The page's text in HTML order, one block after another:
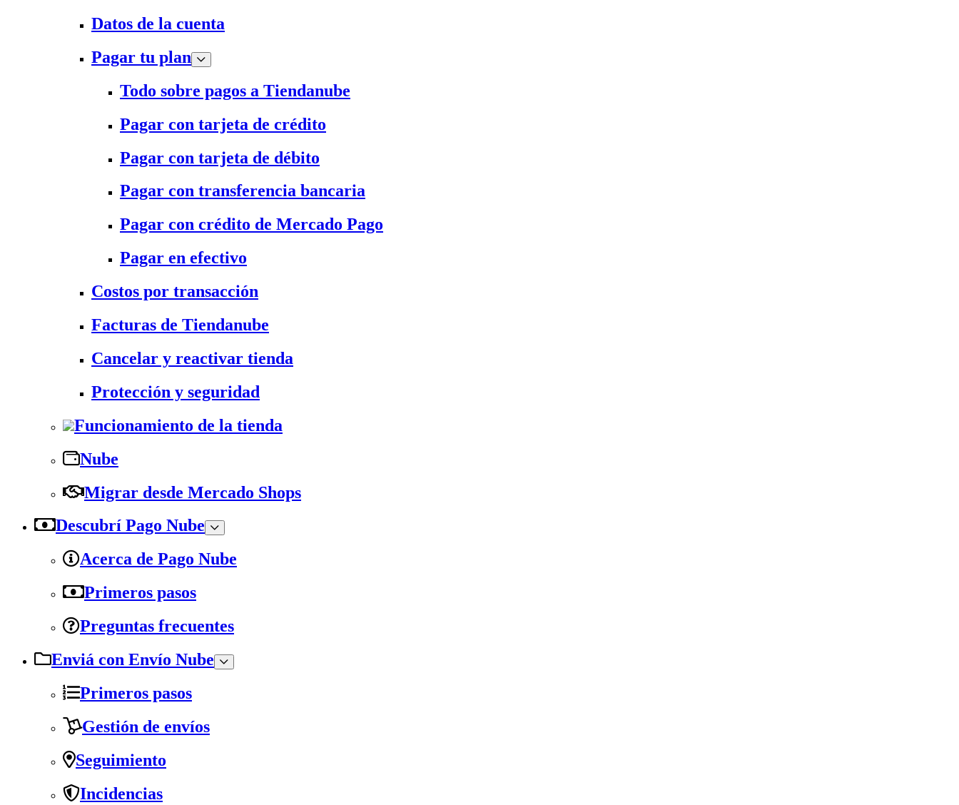
Datos de la cuenta
Pagar tu plan
Todo sobre pagos a Tiendanube
Pagar con tarjeta de crédito
Pagar con tarjeta de débito
Pagar con transferencia bancaria
Pagar con crédito de Mercado Pago
Pagar en efectivo
Costos por transacción
Facturas de Tiendanube
Cancelar y reactivar tienda
Protección y seguridad
Funcionamiento de la tienda
Nube
Migrar desde Mercado Shops
Descubrí Pago Nube
Acerca de Pago Nube
Primeros pasos
Preguntas frecuentes
Enviá con Envío Nube
Primeros pasos
Gestión de envíos
Seguimiento
Incidencias